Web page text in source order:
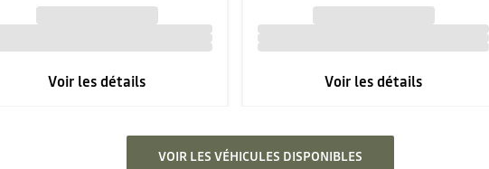
Voir les détails Voir les détails
VOIR LES VÉHICULES DISPONIBLES